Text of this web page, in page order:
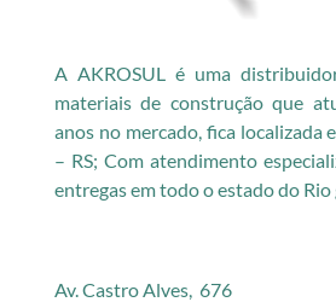
A AKROSUL é uma
materiais de construção que
anos no mercado, fica localizada
– RS; Com atendimento
entregas em todo o estado do Rio
Av. Castro Alves, 676